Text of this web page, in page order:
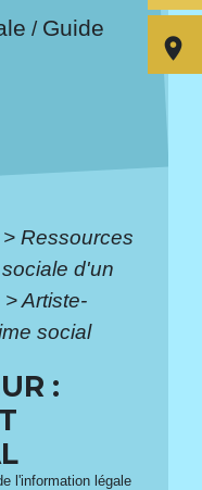
/ Guide
> Ressources
d'un
>Artiste-
social
:
l'information légale
room